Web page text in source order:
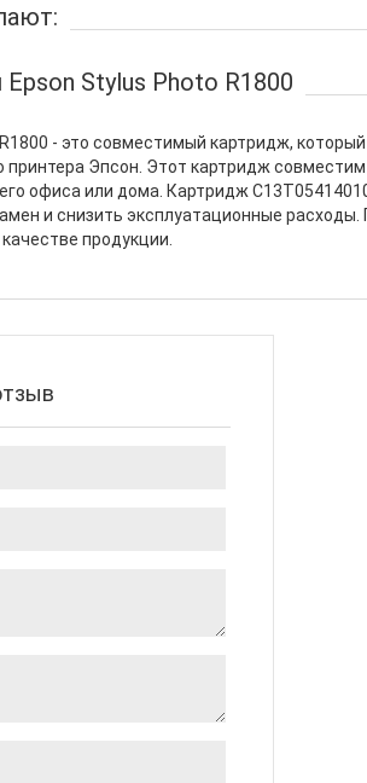
Stylus Photo R1800
- это совместимый картридж,
принтера Эпсон. Этот картридж
офиса или дома. Картридж
и снизить эксплуатационные
продукции.